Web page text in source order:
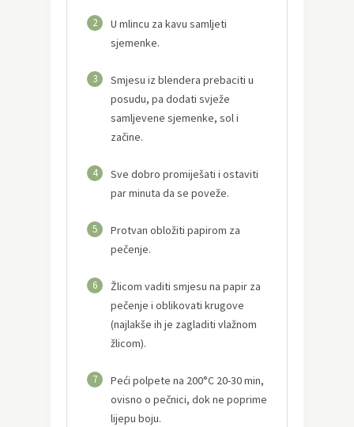
2
U mlincu za kavu samljeti
sjemenke.
3
Smjesu iz blendera prebaciti u
posudu, pa dodati svježe
samljevene sjemenke, sol i
začine.
4
Sve dobro promiješati i ostaviti
par minuta da se poveže.
5
Protvan obložiti papirom za
pečenje.
6
Žlicom vaditi smjesu na papir za
pečenje i oblikovati krugove
(najlakše ih je zagladiti vlažnom
žlicom).
7
Peći polpete na 200°C 20-30 min,
ovisno o pečnici, dok ne poprime
lijepu boju.